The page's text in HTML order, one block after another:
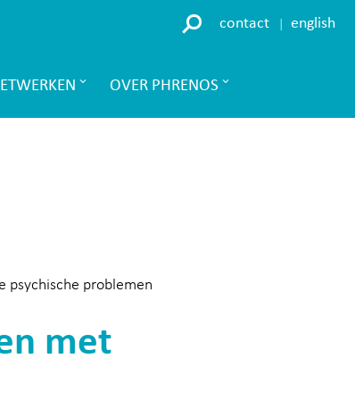
contact english
OVER PHRENOS
psychische problemen
met